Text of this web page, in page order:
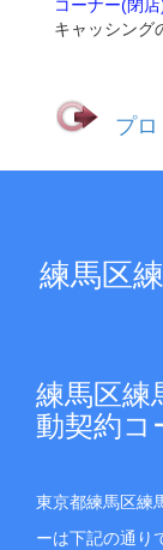
コーナー(閉店)
キャッシング
プ
練馬区
練馬区練
動契約コ
東京都練馬区練
ーは下記の通り